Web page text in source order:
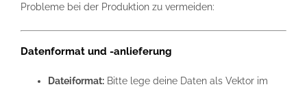
Probleme bei der Produktion zu vermeiden:
Datenformat und -anlieferung
Dateiformat:Bitte lege deine Daten als Vektor im